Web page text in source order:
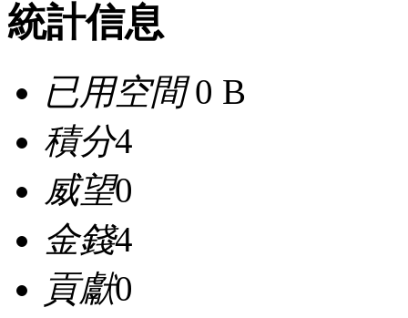
統計信息
已用空間0 B
積分4
威望0
金錢4
貢獻0